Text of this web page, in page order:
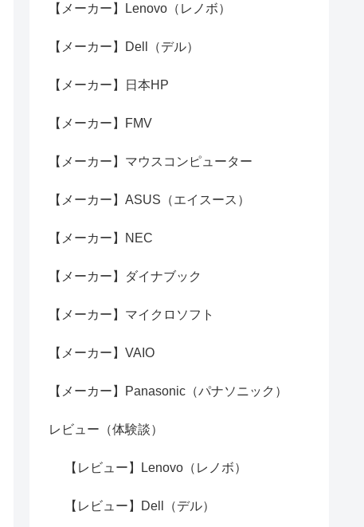
【メーカー】Lenovo（レノボ）
【メーカー】Dell（デル）
【メーカー】日本HP
【メーカー】FMV
【メーカー】マウスコンピューター
【メーカー】ASUS（エイスース）
【メーカー】NEC
【メーカー】ダイナブック
【メーカー】マイクロソフト
【メーカー】VAIO
【メーカー】Panasonic（パナソニック）
レビュー（体験談）
【レビュー】Lenovo（レノボ）
【レビュー】Dell（デル）